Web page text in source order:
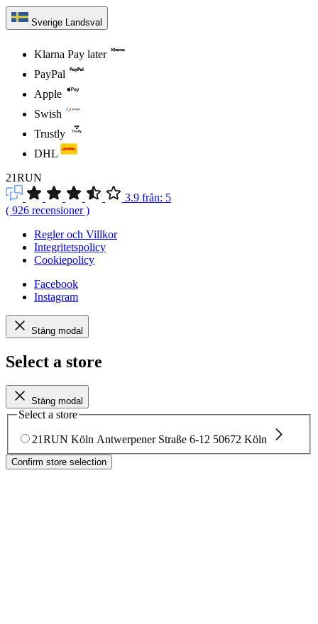
Sverige Landsval
Klarna Pay later
PayPal
Apple
Swish
Trustly
DHL
21RUN
3.9 från: 5
( 926 recensioner)
Regler och Villkor
Integritetspolicy
Cookiepolicy
Facebook
Instagram
Stäng modal
Select a store
Stäng modal
Select a store
21RUN Köln Antwerpener Straße 6-12 50672 Köln
Confirm store selection